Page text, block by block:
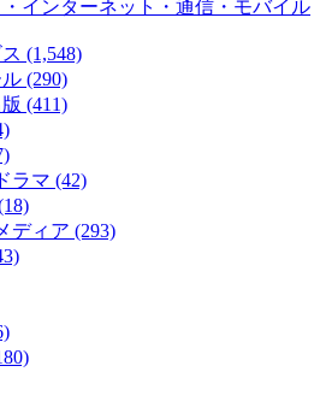
インターネット・通信・モバイル
(1,548)
(290)
(411)
ラマ (42)
ディア (293)